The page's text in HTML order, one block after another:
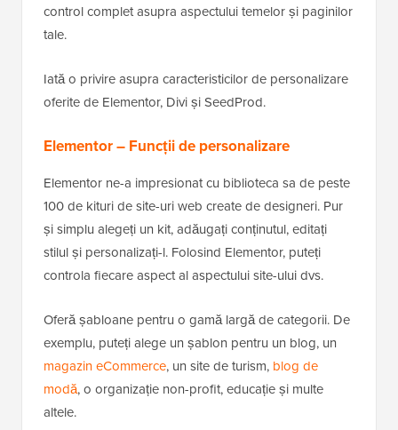
control complet asupra aspectului temelor și paginilor
tale.
Iată o privire asupra caracteristicilor de personalizare
oferite de Elementor, Divi și SeedProd.
Elementor – Funcții de personalizare
Elementor ne-a impresionat cu biblioteca sa de peste
100 de kituri de site-uri web create de designeri. Pur
și simplu alegeți un kit, adăugați conținutul, editați
stilul și personalizați-l. Folosind Elementor, puteți
controla fiecare aspect al aspectului site-ului dvs.
Oferă șabloane pentru o gamă largă de categorii. De
exemplu, puteți alege un șablon pentru un blog, un
magazin eCommerce, un site de turism, blog de
modă, o organizație non-profit, educație și multe
altele.